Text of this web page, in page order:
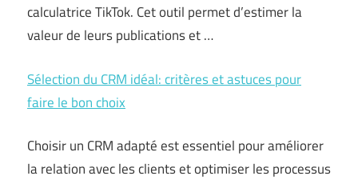
calculatrice TikTok. Cet outil permet d’estimer la
valeur de leurs publications et …
Sélection du CRM idéal: critères et astuces pour
faire le bon choix
Choisir un CRM adapté est essentiel pour améliorer
la relation avec les clients et optimiser les processus